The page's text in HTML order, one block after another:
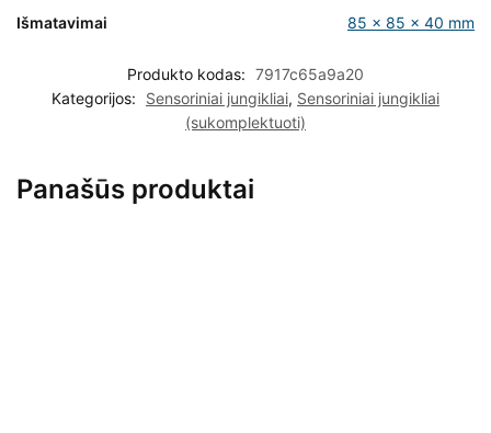
Išmatavimai 85 x 85 x 40 mm
Produkto kodas: 7917c65a9a20
Kategorijos:
Sensoriniai jungikliai, Sensoriniai jungikliai
(sukomplektuoti)
Panašūs produktai